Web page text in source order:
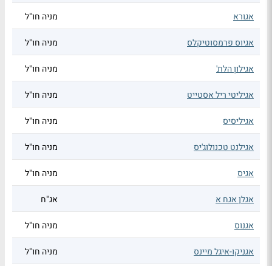
אגורא מניה חו"ל
אגיוס פרמסוטיקלס מניה חו"ל
אגילון הלת' מניה חו"ל
אגיליטי ריל אסטייט מניה חו"ל
אגיליסיס מניה חו"ל
אגילנט טכנולוג'יס מניה חו"ל
אגיס מניה חו"ל
אגלן אגח א אג"ח
אגנוס מניה חו"ל
אגניקו-איגל מיינס מניה חו"ל